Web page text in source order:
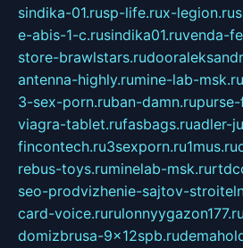
sindika-01.rusp-life.rux-legion.ru
e-abis-1-c.rusindika01.ruvenda-
store-brawlstars.ru
antenna-highly.rumine-lab-msk.ru
3-sex-porn.ruban-damn.ru
viagra-tablet.rufasbags.ruadler-
fincontech.ru3sexporn.ru1mus.ru
rebus-toys.ruminelab-msk.ru
seo-prodvizhenie-sajtov-
card-voice.rurulonnyygazon177.ru
domizbrusa-9x12spb.ru